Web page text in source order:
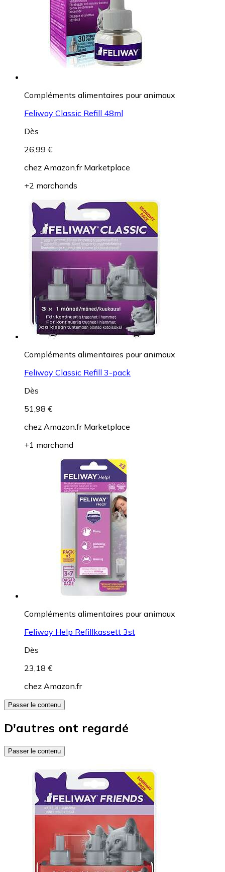
Compléments alimentaires pour animaux
Feliway Classic Refill 48ml
Dès
26,99 €
chez Amazon.fr Marketplace
+2 marchands
Compléments alimentaires pour animaux
Feliway Classic Refill 3-pack
Dès
51,98 €
chez Amazon.fr Marketplace
+1 marchand
Compléments alimentaires pour animaux
Feliway Help Refillkassett 3st
Dès
23,18 €
chez Amazon.fr
Passer le contenu
D'autres ont regardé
Passer le contenu